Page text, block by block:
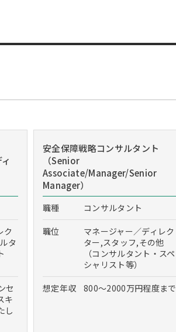
ク
タ
セ
キ
し
安全保障戦略コンサルタント
（Senior
Associate/Manager/Senior
Manager）
職種
コンサルタント
職位
マネージャー／ディレク
ター,スタッフ,その他
（コンサルタント・スペ
シャリスト等）
想定年収
800～2000万円程度まで